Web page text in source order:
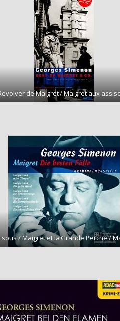
de Maigret / Maigret aux
/ Maigret et la Grande Perche /